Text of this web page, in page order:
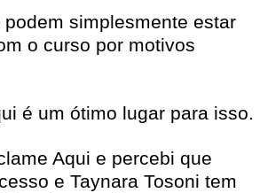
simplesmente estar
o curso por motivos
é um ótimo lugar para isso.
Aqui e percebi que
e Taynara Tosoni tem